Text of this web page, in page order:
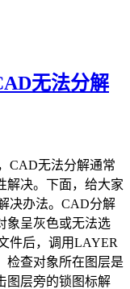
无法分解
CAD无法分解通常
解决。下面，给大家
决办法。CAD分解
象呈灰色或无法选
件后，调用LAYER
检查对象所在图层是
图层旁的锁图标解